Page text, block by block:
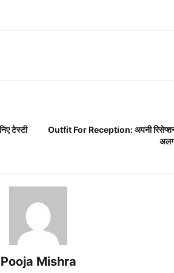
टेस्टी
Outfit For Reception: अपनी रिसेप्शन
Pooja Mishra